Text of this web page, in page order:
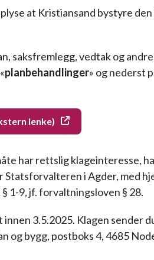
at Kristiansand bystyre
saksfremlegg, vedtak og
planbehandlinger» og nederst
lenke)
har rettslig klageinteresse,
i Agder, med
1-9, jf. forvaltningsloven § 28.
innen 3.5.2025. Klagen sender
og bygg, postboks 4, 4685